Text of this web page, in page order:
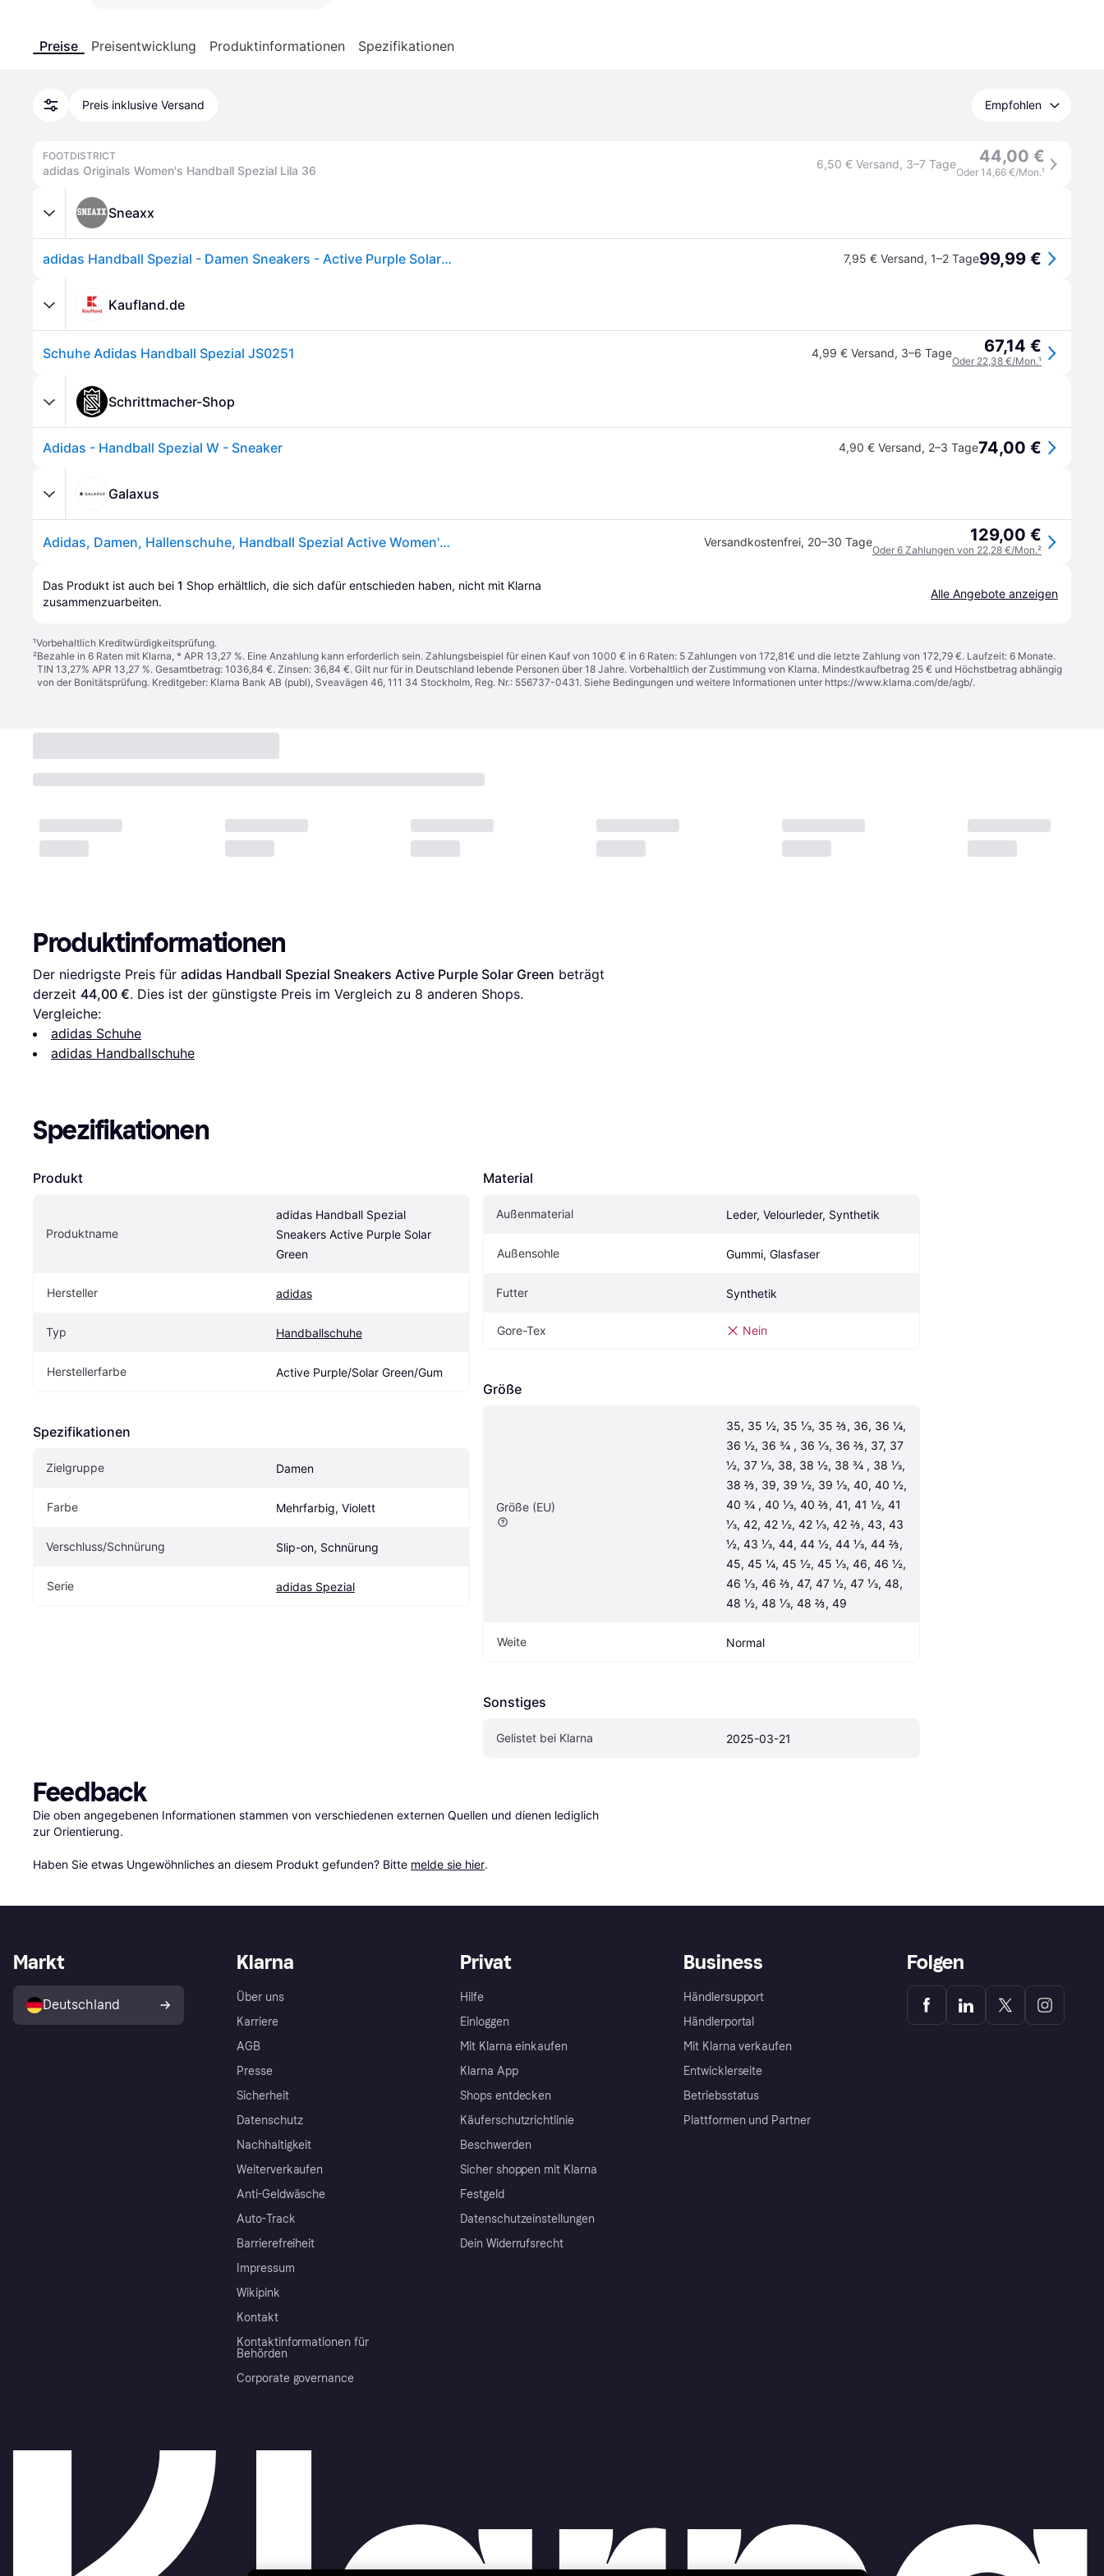
Preise Preisentwicklung Produktinformationen Spezifikationen
Preis inklusive Versand Empfohlen
FOOTDISTRICT
adidas Originals Women's Handball Spezial Lila 36 6,50 € Versand, 3–7 Tage 44,00 €
Oder 14,66 €/Mon.¹
Sneaxx
adidas Handball Spezial - Damen Sneakers - Active Purple Solar Green - EU 44 7,95 € Versand, 1–2 Tage99,99 €
Kaufland.de
Schuhe Adidas Handball Spezial JS0251 4,99 € Versand, 3–6 Tage 67,14 €
Oder 22,38 €/Mon.¹
Schrittmacher-Shop
Adidas - Handball Spezial W - Sneaker 4,90 € Versand, 2–3 Tage74,00 €
Galaxus
Adidas, Damen, Hallenschuhe, Handball Spezial Active Women's Sports Shoes - JS0251 (37 1/3), Grün, Violett, Mehrfarbig Versandkostenfrei, 20–30 Tage 129,00 €
Oder 6 Zahlungen von 22,28 €/Mon.²
Das Produkt ist auch bei 1 Shop erhältlich, die sich dafür entschieden haben, nicht mit Klarna
zusammenzuarbeiten.
Alle Angebote anzeigen
¹Vorbehaltlich Kreditwürdigkeitsprüfung.
²Bezahle in 6 Raten mit Klarna, * APR 13,27 %. Eine Anzahlung kann erforderlich sein. Zahlungsbeispiel für einen Kauf von 1000 € in 6 Raten: 5 Zahlungen von 172,81€ und die letzte Zahlung von 172,79 €. Laufzeit: 6 Monate.
TIN 13,27% APR 13,27 %. Gesamtbetrag: 1036,84 €. Zinsen: 36,84 €. Gilt nur für in Deutschland lebende Personen über 18 Jahre. Vorbehaltlich der Zustimmung von Klarna. Mindestkaufbetrag 25 € und Höchstbetrag abhängig
von der Bonitätsprüfung. Kreditgeber: Klarna Bank AB (publ), Sveavägen 46, 111 34 Stockholm, Reg. Nr.: 556737-0431. Siehe Bedingungen und weitere Informationen unter https://www.klarna.com/de/agb/.
Produktinformationen
Der niedrigste Preis für adidas Handball Spezial Sneakers Active Purple Solar Green beträgt
derzeit 44,00 €. Dies ist der günstigste Preis im Vergleich zu 8 anderen Shops.
Vergleiche:
adidas Schuhe
adidas Handballschuhe
Spezifikationen
Produkt
Produktname
adidas Handball Spezial
Sneakers Active Purple Solar
Green
Hersteller adidas
Typ Handballschuhe
Herstellerfarbe Active Purple/Solar Green/Gum
Spezifikationen
Zielgruppe Damen
Farbe Mehrfarbig, Violett
Verschluss/Schnürung Slip-on, Schnürung
Serie adidas Spezial
Material
Außenmaterial Leder, Velourleder, Synthetik
Außensohle Gummi, Glasfaser
Futter Synthetik
Gore-Tex Nein
Größe
Größe (EU)
35, 35 ½, 35 ⅓, 35 ⅔, 36, 36 ¼,
36 ½, 36 ¾ , 36 ⅓, 36 ⅔, 37, 37
½, 37 ⅓, 38, 38 ½, 38 ¾ , 38 ⅓,
38 ⅔, 39, 39 ½, 39 ⅓, 40, 40 ½,
40 ¾ , 40 ⅓, 40 ⅔, 41, 41 ½, 41
⅓, 42, 42 ½, 42 ⅓, 42 ⅔, 43, 43
½, 43 ⅓, 44, 44 ½, 44 ⅓, 44 ⅔,
45, 45 ¼, 45 ½, 45 ⅓, 46, 46 ½,
46 ⅓, 46 ⅔, 47, 47 ½, 47 ⅓, 48,
48 ½, 48 ⅓, 48 ⅔, 49
Weite Normal
Sonstiges
Gelistet bei Klarna 2025-03-21
Feedback
Die oben angegebenen Informationen stammen von verschiedenen externen Quellen und dienen lediglich
zur Orientierung.
Haben Sie etwas Ungewöhnliches an diesem Produkt gefunden? Bitte melde sie hier.
Klarna
Über uns
Karriere
AGB
Presse
Sicherheit
Datenschutz
Nachhaltigkeit
Weiterverkaufen
Anti-Geldwäsche
Auto-Track
Barrierefreiheit
Impressum
Wikipink
Kontakt
Kontaktinformationen für
Behörden
Corporate governance
Privat
Hilfe
Einloggen
Mit Klarna einkaufen
Klarna App
Shops entdecken
Käuferschutzrichtlinie
Beschwerden
Sicher shoppen mit Klarna
Festgeld
Datenschutzeinstellungen
Dein Widerrufsrecht
Business
Händlersupport
Händlerportal
Mit Klarna verkaufen
Entwicklerseite
Betriebsstatus
Plattformen und Partner
Markt
Deutschland
Folgen